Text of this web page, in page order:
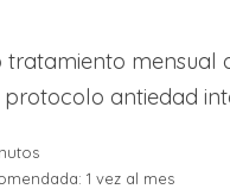
tratamiento mensual
protocolo antiedad
1 vez al mes